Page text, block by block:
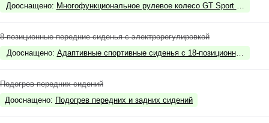
Дооснащено: Многофункциональное рулевое колесо GT Sport с
8-позиционные передние сиденья с электрорегулировкой
Дооснащено: Адаптивные спортивные сиденья с 18-позиционной
Подогрев передних сидений
Дооснащено: Подогрев передних и задних сидений